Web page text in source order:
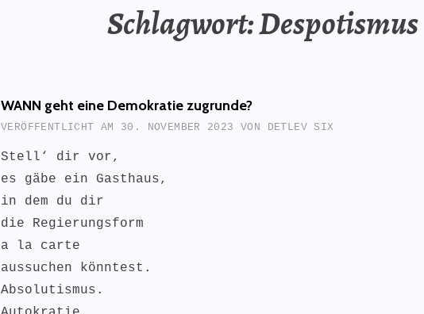
Schlagwort:Despotismus
WANN geht eine Demokratie zugrunde?
VERÖFFENTLICHT AM 30. NOVEMBER 2023 VON DETLEV SIX
Stell‘ dir vor,
es gäbe ein Gasthaus,
in dem du dir
die Regierungsform
a la carte
aussuchen könntest.
Absolutismus.